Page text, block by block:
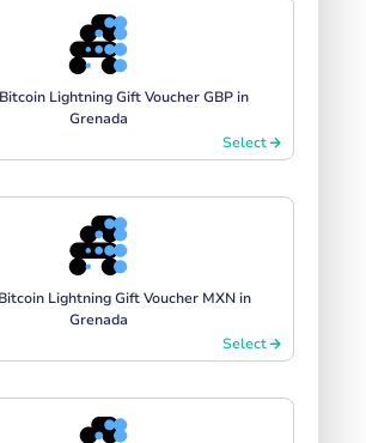
Lightning Gift Voucher GBP in
Grenada
Select
Lightning Gift Voucher MXN in
Grenada
Select